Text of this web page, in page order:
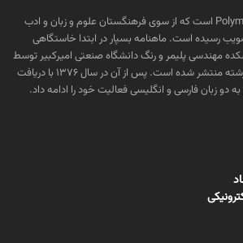
“بسپار” برابرنهاده واژه Polymer است که از سوی فرهنگستان علوم و زبان و ادب
رسیده است. ماهنامه بسپار در ابتدا خاستگاهی
مهندسی پلیمر و رنگ دانشگاه صنعتی امیرکبیر توسط
گروهی از دانشجویان این رشته منتشر شده است. پس از آن در سال ۱۳۷۶ با دریافت
دو زبان فارسی و انگلیسی فعالیت خود را ادامه داد.